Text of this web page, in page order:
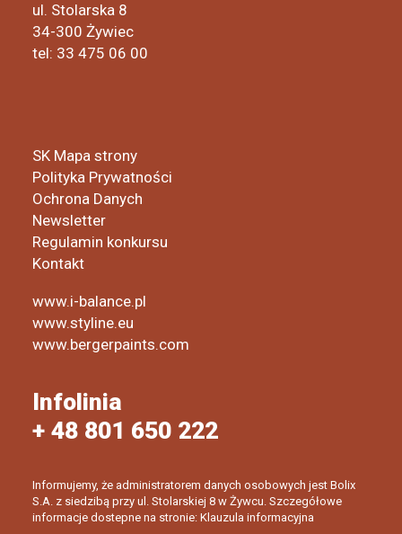
ul. Stolarska 8
34-300 Żywiec
tel: 33 475 06 00
SK Mapa strony
Polityka Prywatności
Ochrona Danych
Newsletter
Regulamin konkursu
Kontakt
www.i-balance.pl
www.styline.eu
www.bergerpaints.com
Infolinia
+ 48 801 650 222
Informujemy, że administratorem danych osobowych jest Bolix
S.A. z siedzibą przy ul. Stolarskiej 8 w Żywcu. Szczegółowe
informacje dostepne na stronie: Klauzula informacyjna